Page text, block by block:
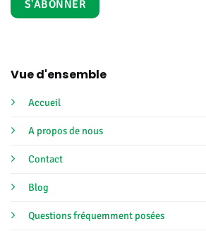
Vue d'ensemble
Accueil
A propos de nous
Contact
Blog
Questions fréquemment posées